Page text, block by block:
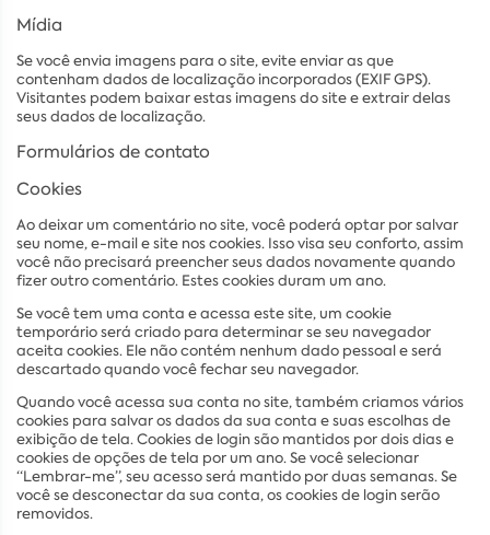
Mídia
Se você envia imagens para o site, evite enviar as que
contenham dados de localização incorporados (EXIF GPS).
Visitantes podem baixar estas imagens do site e extrair delas
seus dados de localização.
Formulários de contato
Cookies
Ao deixar um comentário no site, você poderá optar por salvar
seu nome, e-mail e site nos cookies. Isso visa seu conforto, assim
você não precisará preencher seus dados novamente quando
fizer outro comentário. Estes cookies duram um ano.
Se você tem uma conta e acessa este site, um cookie
temporário será criado para determinar se seu navegador
aceita cookies. Ele não contém nenhum dado pessoal e será
descartado quando você fechar seu navegador.
Quando você acessa sua conta no site, também criamos vários
cookies para salvar os dados da sua conta e suas escolhas de
exibição de tela. Cookies de login são mantidos por dois dias e
cookies de opções de tela por um ano. Se você selecionar
“Lembrar-me”, seu acesso será mantido por duas semanas. Se
você se desconectar da sua conta, os cookies de login serão
removidos.